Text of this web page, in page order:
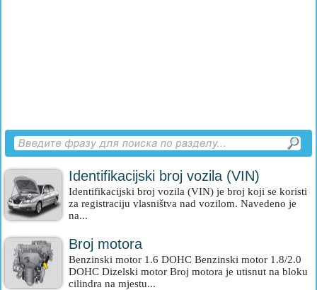
Identifikacijski broj vozila (VIN)
Identifikacijski broj vozila (VIN) je broj koji se koristi
za registraciju vlasništva nad vozilom. Navedeno je
na...
Broj motora
Benzinski motor 1.6 DOHC Benzinski motor 1.8/2.0
DOHC Dizelski motor Broj motora je utisnut na bloku
cilindra na mjestu...